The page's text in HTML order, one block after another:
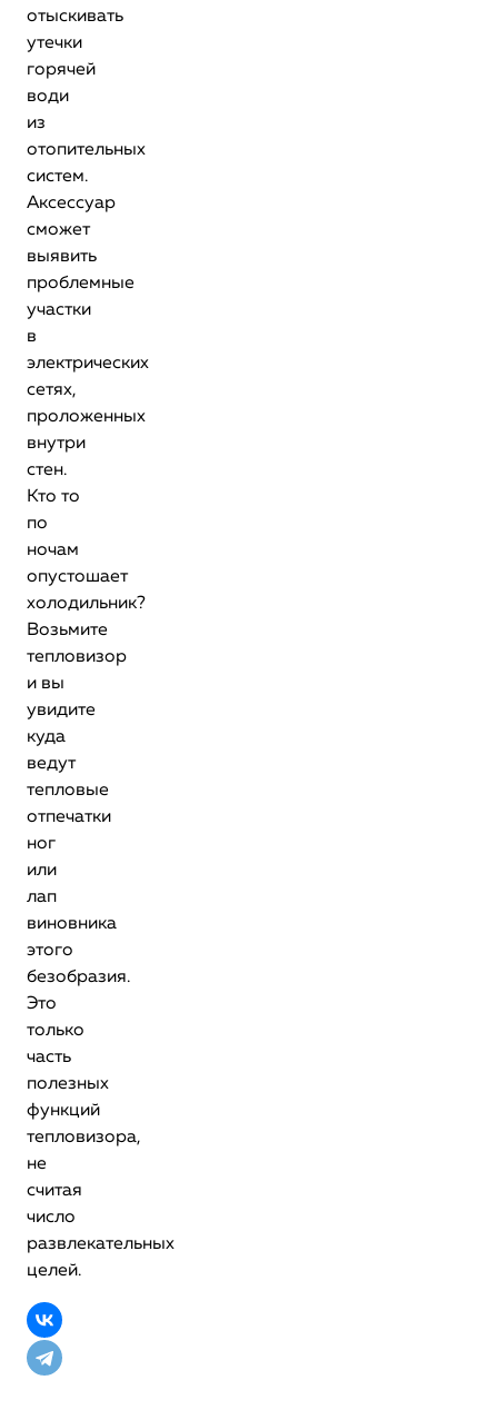
отыскивать
утечки
горячей
води
из
отопительных
систем.
Аксессуар
сможет
выявить
проблемные
участки
в
электрических
сетях,
проложенных
внутри
стен.
Кто то
по
ночам
опустошает
холодильник?
Возьмите
тепловизор
и вы
увидите
куда
ведут
тепловые
отпечатки
ног
или
лап
виновника
этого
безобразия.
Это
только
часть
полезных
функций
тепловизора,
не
считая
число
развлекательных
целей.